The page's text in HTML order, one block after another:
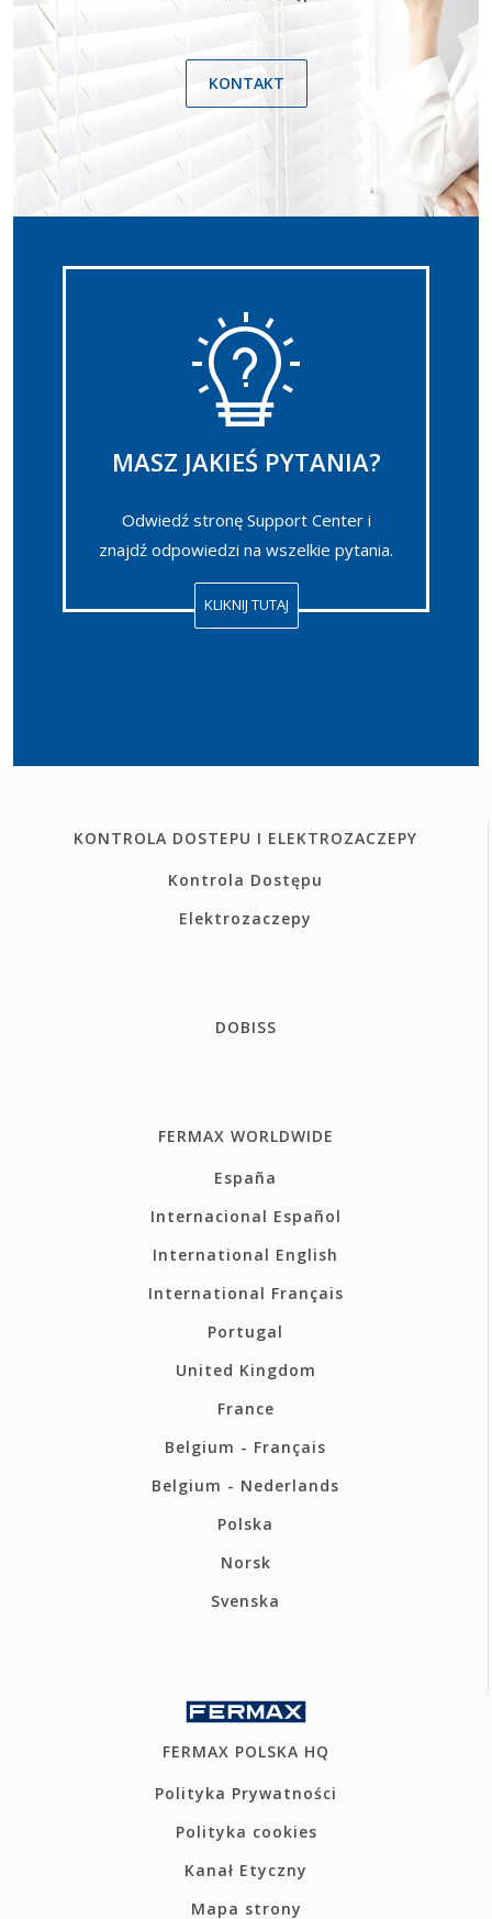
KONTAKT
MASZ JAKIEŚ PYTANIA?
Odwiedź stronę Support Center i
znajdź odpowiedzi na wszelkie pytania.
KLIKNIJ TUTAJ
KONTROLA DOSTEPU I ELEKTROZACZEPY
Kontrola Dostępu
Elektrozaczepy
DOBISS
FERMAX WORLDWIDE
España
Internacional Español
International English
International Français
Portugal
United Kingdom
France
Belgium - Français
Belgium - Nederlands
Polska
Norsk
Svenska
FERMAX POLSKA HQ
Polityka Prywatności
Polityka cookies
Kanał Etyczny
Mapa strony